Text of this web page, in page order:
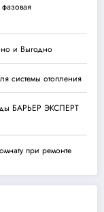
и Выгодно
системы отопления
БАРЬЕР ЭКСПЕРТ
при ремонте